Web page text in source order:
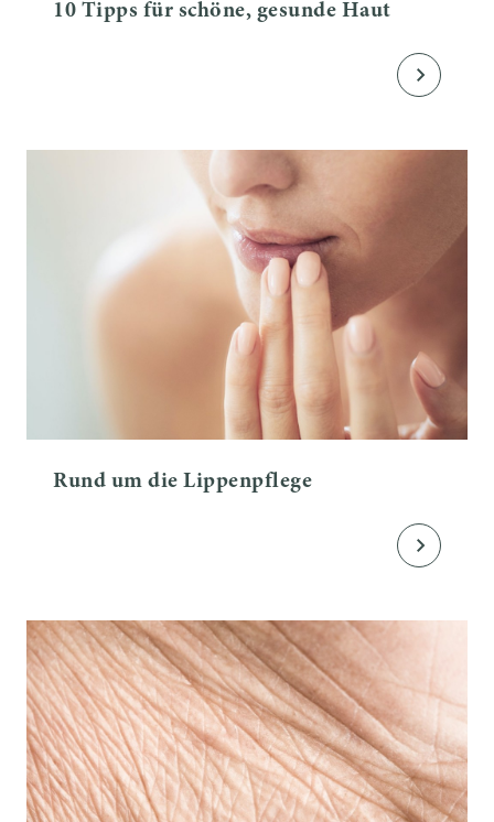
10 Tipps für schöne, gesunde Haut
Rund um die Lippenpflege